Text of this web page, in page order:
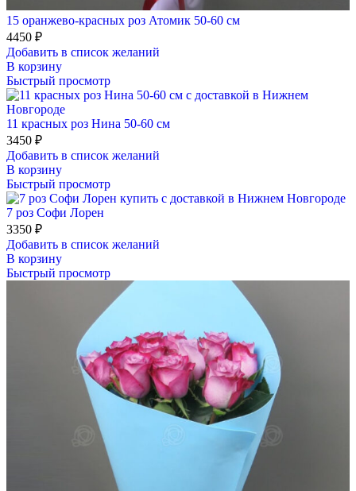
15 оранжево-красных роз Атомик 50-60 см
4450 ₽
Добавить в список желаний
В корзину
Быстрый просмотр
11 красных роз Нина 50-60 см
3450 ₽
Добавить в список желаний
В корзину
Быстрый просмотр
7 роз Софи Лорен
3350 ₽
Добавить в список желаний
В корзину
Быстрый просмотр